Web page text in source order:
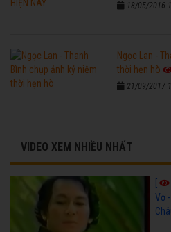
18/05/2016
Ngọc Lan -
thời hẹn hò
21/09/2017
VIDEO XEM NHIỀU NHẤT
Vơ